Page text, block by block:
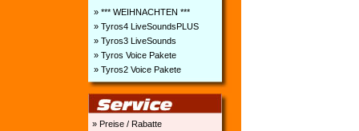
» *** WEIHNACHTEN ***
» Tyros4 LiveSoundsPLUS
» Tyros3 LiveSounds
» Tyros Voice Pakete
» Tyros2 Voice Pakete
» Preise / Rabatte